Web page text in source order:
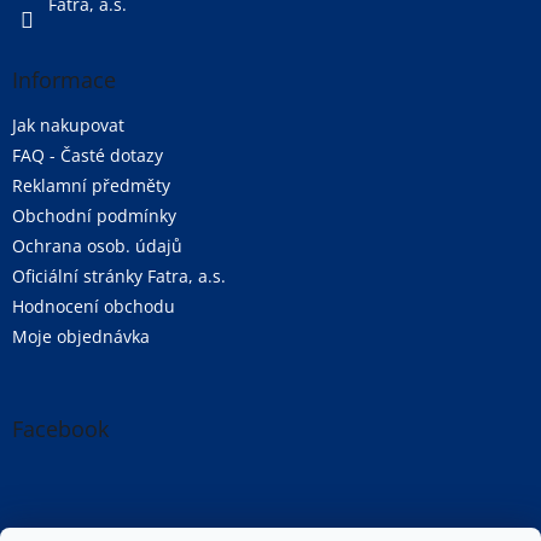
Informace
Jak nakupovat
FAQ - Časté dotazy
Reklamní předměty
Obchodní podmínky
Ochrana osob. údajů
Oficiální stránky Fatra, a.s.
Hodnocení obchodu
Moje objednávka
Facebook